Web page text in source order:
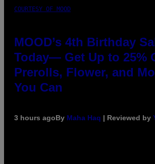
COURTESY OF MOOD
MOOD’s 4th Birthday
Today— Get Up to 25%
Prerolls, Flower, and
You Can
3 hours agoBy Maha Haq | Reviewed by